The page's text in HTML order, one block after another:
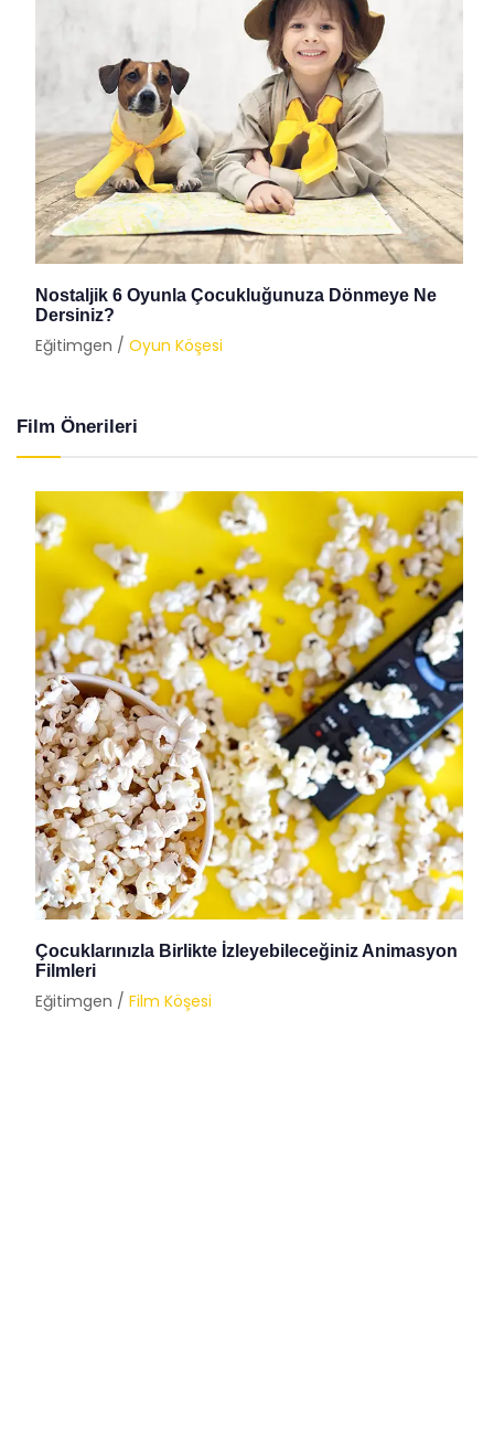
Nostaljik 6 Oyunla Çocukluğunuza Dönmeye Ne
Dersiniz?
Eğitimgen / Oyun Köşesi
Film Önerileri
Çocuklarınızla Birlikte İzleyebileceğiniz Animasyon
Filmleri
Eğitimgen / Film Köşesi